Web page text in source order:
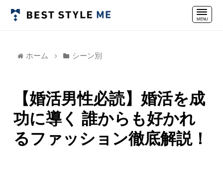
ホーム シーン別
【婚活男性必読】婚活を成
功に導く 誰からも好かれ
るファッション徹底解説！